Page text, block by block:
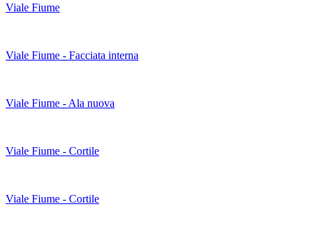
Viale Fiume
Viale Fiume - Facciata interna
Viale Fiume - Ala nuova
Viale Fiume - Cortile
Viale Fiume - Cortile